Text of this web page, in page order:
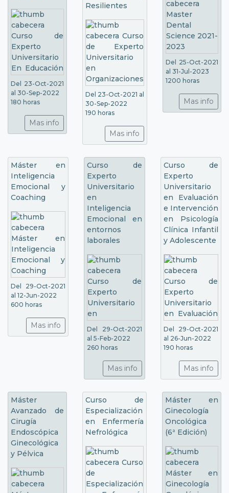
Del 23-Oct-2021
al 30-Sep-2022
180 horas
Mas info
Resilientes
Del 23-Oct-2021 al
30-Sep-2022
190 horas
Mas info
Del 25-Oct-2021
al 31-Jul-2023
1200 horas
Mas info
Máster en
Inteligencia
Emocional y
Coaching
Del 29-Oct-2021
al 12-Jun-2022
600 horas
Mas info
Curso de
Experto
Universitario
en
Inteligencia
Emocional en
entornos
laborales
Del 29-Oct-2021
al 5-Feb-2022
260 horas
Mas info
Curso de
Experto
Universitario
en Evaluación
e Intervención
en Psicología
Clínica Infantil
y Adolescente
Del 29-Oct-2021
al 26-Jun-2022
190 horas
Mas info
Máster
Avanzado de
Cirugía
Endoscópica
Ginecológica
y Pélvica
Curso de
Especialización
en Enfermería
Nefrológica
Máster en
Ginecología
Oncológica
(6ª Edición)